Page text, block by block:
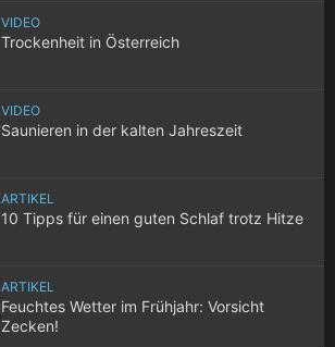
VIDEO
Trockenheit in Österreich
VIDEO
Saunieren in der kalten Jahreszeit
ARTIKEL
10 Tipps für einen guten Schlaf trotz Hitze
ARTIKEL
Feuchtes Wetter im Frühjahr: Vorsicht
Zecken!